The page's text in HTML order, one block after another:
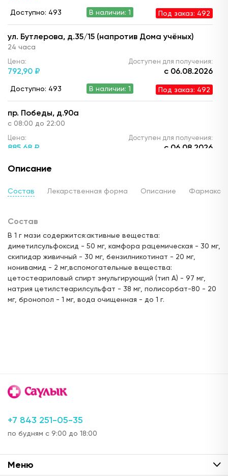
Доступно: 493 В наличии: 1 Под заказ: 492
ул. Бутлерова, д.35/15 (напротив Дома учёных)
24 часа
Цена:
792,90 ₽
Доступен для получения:
с 06.08.2026
Доступно: 493 В наличии: 1 Под заказ: 492
пр. Победы, д.90а
с 08:00 до 22:00
Цена:
885, 68 ₽
Доступен для получения:
с 06.08.2026
Доступно: 493
ул. Ю. Фучика, д.90 (ТЦ "Франт")
899,10 ₽
Доступно: 493 Под заказ: 492
ул. Горького, д.17
24 часа
Цена:
939,60 ₽
Доступен для получения:
Доступно: 493
ул. Ак. Парина, д.6 (напротив деревни
Универсиады)
24 часа
Цена:
816,18 ₽
Доступен для получения:
Описание
Состав Лекарственная форма Описание
Состав
В 1 г мази содержится:активные вещества:
диметилсульфоксид - 50 мг, камфора рацемическая - 30 мг,
скипидар живичный - 30 мг, бензилникотинат - 20 мг,
нонивамид - 2 мг,вспомогательные вещества:
цетостеариловый спирт эмульгирующий (тип А) - 97 мг,
натрия цетилстеарилсульфат - 38 мг, полисорбат-80 - 20
мг, бронопол - 1 мг, вода очищенная - до 1 г.
+7 843 251-05-35
по будням с 9:00 до 18:00
Меню